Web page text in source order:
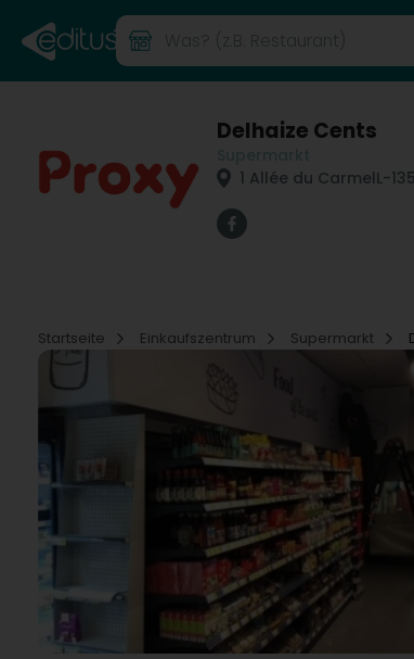
Delhaize Cents
1 Allée du CarmelL-
Startseite Einkaufszentrum Supermarkt